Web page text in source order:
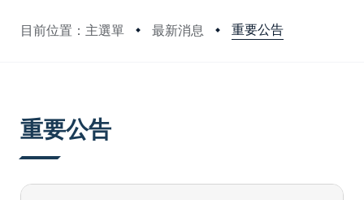
目前位置：主選單 最新消息 重要公告
重要公告